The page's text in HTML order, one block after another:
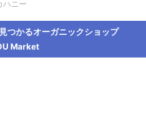
ハニー
つかるオーガニックショップ
Market